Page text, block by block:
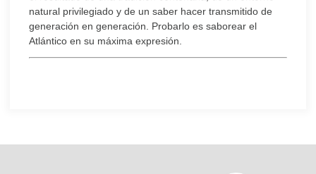
natural privilegiado y de un saber hacer transmitido de
generación en generación. Probarlo es saborear el
Atlántico en su máxima expresión.